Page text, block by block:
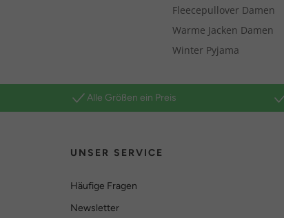
Fleecepullover Damen
Warme Jacken Damen
Winter Pyjama
Alle Größen ein Preis
UNSER SERVICE
Häufige Fragen
Newsletter